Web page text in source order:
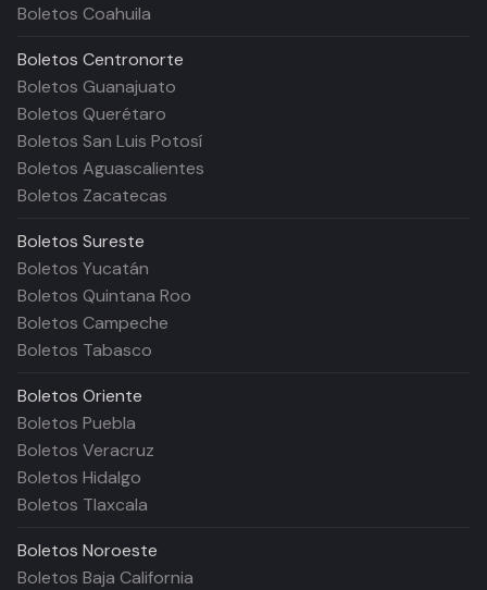
Boletos Coahuila
Boletos Centronorte
Boletos Guanajuato
Boletos Querétaro
Boletos San Luis Potosí
Boletos Aguascalientes
Boletos Zacatecas
Boletos Sureste
Boletos Yucatán
Boletos Quintana Roo
Boletos Campeche
Boletos Tabasco
Boletos Oriente
Boletos Puebla
Boletos Veracruz
Boletos Hidalgo
Boletos Tlaxcala
Boletos Noroeste
Boletos Baja California